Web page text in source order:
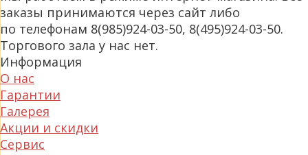
заказы принимаются через сайт либо
по телефонам 8(985)924-03-50, 8(495)924-03-50.
Торгового зала у нас нет.
Информация
О нас
Гарантии
Галерея
Акции и скидки
Сервис